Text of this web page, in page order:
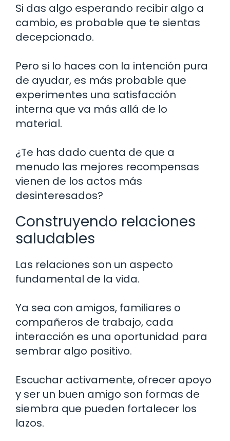
Si das algo esperando recibir algo a
cambio, es probable que te sientas
decepcionado.
Pero si lo haces con la intención pura
de ayudar, es más probable que
experimentes una satisfacción
interna que va más allá de lo
material.
¿Te has dado cuenta de que a
menudo las mejores recompensas
vienen de los actos más
desinteresados?
Construyendo relaciones
saludables
Las relaciones son un aspecto
fundamental de la vida.
Ya sea con amigos, familiares o
compañeros de trabajo, cada
interacción es una oportunidad para
sembrar algo positivo.
Escuchar activamente, ofrecer apoyo
y ser un buen amigo son formas de
siembra que pueden fortalecer los
lazos.